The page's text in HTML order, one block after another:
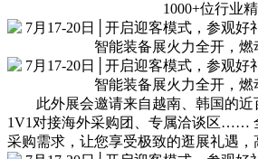
1000+位行业精
此外展会邀请来自越南、韩国的近
1V1对接海外采购团、专属洽谈区……
采购需求，让您享受极致的逛展礼遇，